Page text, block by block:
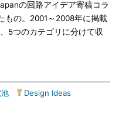
の回路アイデア寄稿コラ
もの。2001～2008年に掲載
5つのカテゴリに分けて収
Design Ideas